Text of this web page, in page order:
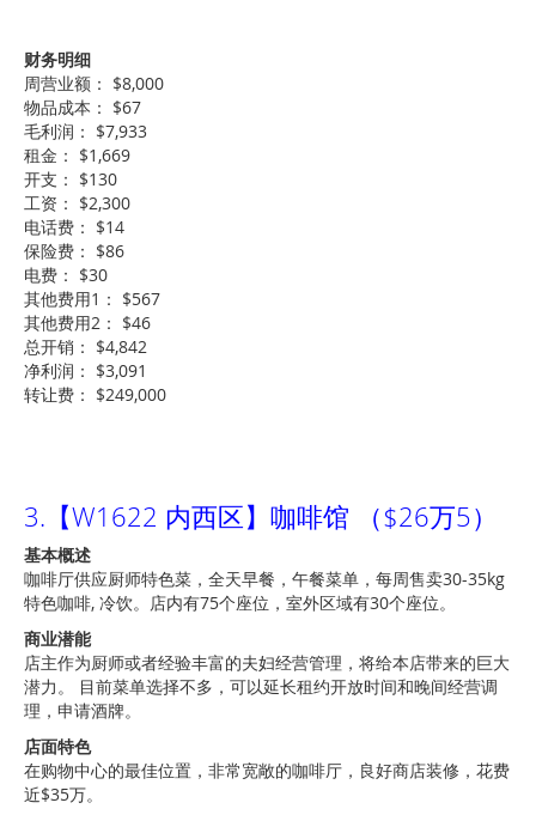
财务明细
周营业额： $8,000
物品成本： $67
毛利润： $7,933
租金： $1,669
开支： $130
工资： $2,300
电话费： $14
保险费： $86
电费： $30
其他费用1： $567
其他费用2： $46
总开销： $4,842
净利润： $3,091
转让费： $249,000
3.【W1622 内西区】咖啡馆 （$26万5）
基本概述
咖啡厅供应厨师特色菜，全天早餐，午餐菜单，每周售卖30-35kg
特色咖啡, 冷饮。店内有75个座位，室外区域有30个座位。
商业潜能
店主作为厨师或者经验丰富的夫妇经营管理，将给本店带来的巨大
潜力。 目前菜单选择不多，可以延长租约开放时间和晚间经营调
理，申请酒牌。
店面特色
在购物中心的最佳位置，非常宽敞的咖啡厅，良好商店装修，花费
近$35万。